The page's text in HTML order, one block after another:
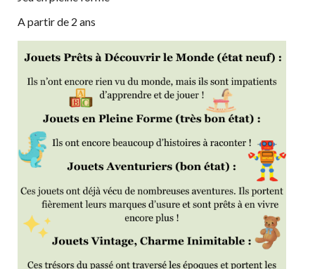
A partir de 2 ans